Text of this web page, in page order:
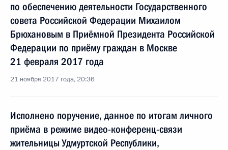
по обеспечению деятельности Государственного
совета Российской Федерации Михаилом
Брюхановым в Приёмной Президента Российской
Федерации по приёму граждан в Москве
21 февраля 2017 года
21 ноября 2017 года, 20:36
Исполнено поручение, данное по итогам личного
приёма в режиме видео-конференц-связи
жительницы Удмуртской Республики,